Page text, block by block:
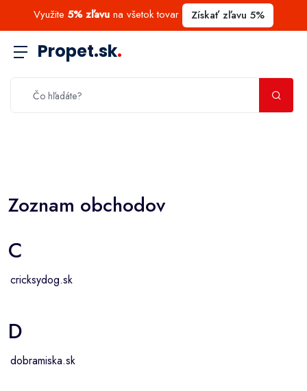
Využite 5% zľavu na všetok tovar Získať zľavu 5%
Propet.sk.
Zoznam obchodov
C
cricksydog.sk
D
dobramiska.sk